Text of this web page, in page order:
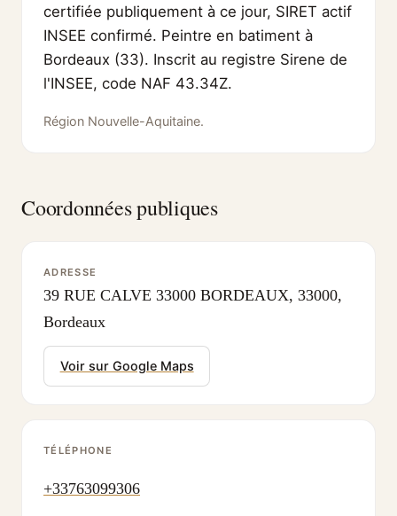
certifiée publiquement à ce jour, SIRET actif
INSEE confirmé. Peintre en batiment à
Bordeaux (33). Inscrit au registre Sirene de
l'INSEE, code NAF 43.34Z.
Région Nouvelle-Aquitaine.
Coordonnées publiques
ADRESSE
39 RUE CALVE 33000 BORDEAUX, 33000,
Bordeaux
Voir sur Google Maps
TÉLÉPHONE
+33763099306